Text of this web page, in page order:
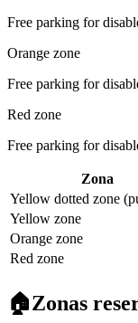
Free parking for
Orange zone
Free parking for
Red zone
Free parking for
Zona
Yellow dotted zone
Yellow zone
Orange zone
Red zone
🏠Zonas